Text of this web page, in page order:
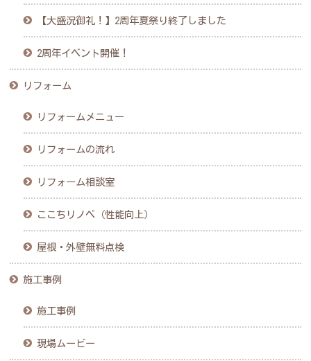
【大盛況御礼！】2周年夏祭り終了しました
2周年イベント開催！
リフォーム
リフォームメニュー
リフォームの流れ
リフォーム相談室
ここちリノベ（性能向上）
屋根・外壁無料点検
施工事例
施工事例
現場ムービー